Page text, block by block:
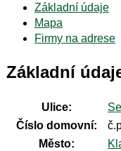
Základní údaje
Mapa
Firmy na adrese
Základní
Ulice:
Číslo domovní:
Město: